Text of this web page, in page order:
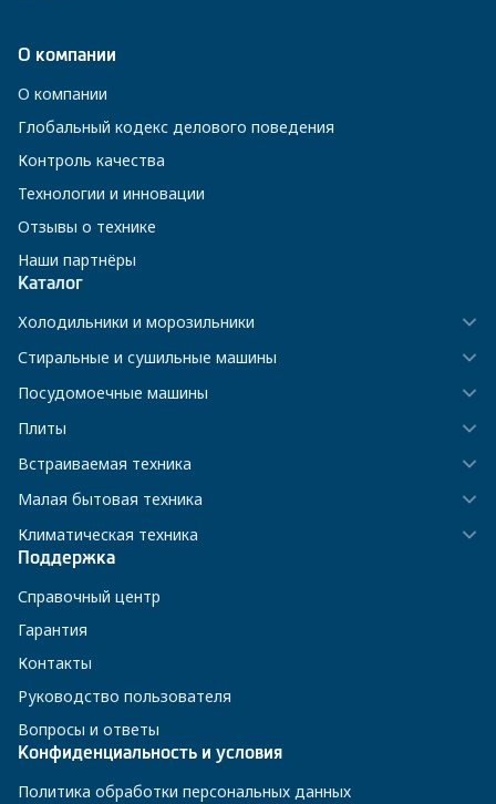
О компании
О компании
Глобальный кодекс делового поведения
Контроль качества
Технологии и инновации
Отзывы о технике
Наши партнёры
Каталог
Холодильники и морозильники
Стиральные и сушильные машины
Посудомоечные машины
Плиты
Встраиваемая техника
Малая бытовая техника
Климатическая техника
Поддержка
Справочный центр
Гарантия
Контакты
Руководство пользователя
Вопросы и ответы
Конфиденциальность и условия
Политика обработки персональных данных